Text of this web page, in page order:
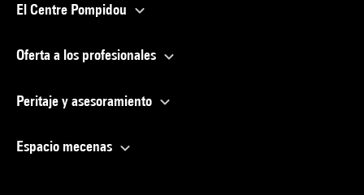
El Centre Pompidou
Oferta a los profesionales
Peritaje y asesoramiento
Espacio mecenas